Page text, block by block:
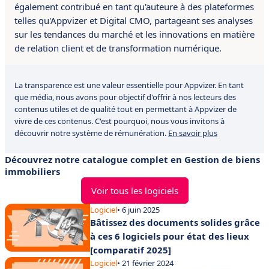
également contribué en tant qu'auteure à des plateformes
telles qu'Appvizer et Digital CMO, partageant ses analyses
sur les tendances du marché et les innovations en matière
de relation client et de transformation numérique.
La transparence est une valeur essentielle pour Appvizer. En tant
que média, nous avons pour objectif d'offrir à nos lecteurs des
contenus utiles et de qualité tout en permettant à Appvizer de
vivre de ces contenus. C'est pourquoi, nous vous invitons à
découvrir notre système de rémunération. En savoir plus
Découvrez notre catalogue complet en Gestion de biens
immobiliers
Voir tous les logiciels
Logiciel• 6 juin 2025
Bâtissez des documents solides grâce
à ces 6 logiciels pour état des lieux
[comparatif 2025]
Logiciel• 21 février 2024